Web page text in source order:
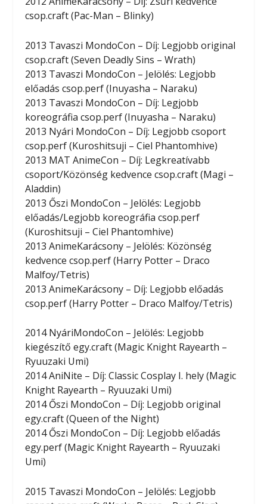
csop.craft (Pac-Man – Blinky)
2013 Tavaszi MondoCon – Díj: Legjobb original
csop.craft (Seven Deadly Sins – Wrath)
2013 Tavaszi MondoCon – Jelölés: Legjobb
előadás csop.perf (Inuyasha – Naraku)
2013 Tavaszi MondoCon – Díj: Legjobb
koreográfia csop.perf (Inuyasha – Naraku)
2013 Nyári MondoCon – Díj: Legjobb csoport
csop.perf (Kuroshitsuji – Ciel Phantomhive)
2013 MAT AnimeCon – Díj: Legkreatívabb
csoport/Közönség kedvence csop.craft (Magi –
Aladdin)
2013 Őszi MondoCon – Jelölés: Legjobb
előadás/Legjobb koreográfia csop.perf
(Kuroshitsuji – Ciel Phantomhive)
2013 AnimeKarácsony – Jelölés: Közönség
kedvence csop.perf (Harry Potter – Draco
Malfoy/Tetris)
2013 AnimeKarácsony – Díj: Legjobb előadás
csop.perf (Harry Potter – Draco Malfoy/Tetris)
2014 NyáriMondoCon – Jelölés: Legjobb
kiegészítő egy.craft (Magic Knight Rayearth –
Ryuuzaki Umi)
2014 AniNite – Díj: Classic Cosplay I. hely (Magic
Knight Rayearth – Ryuuzaki Umi)
2014 Őszi MondoCon – Díj: Legjobb original
egy.craft (Queen of the Night)
2014 Őszi MondoCon – Díj: Legjobb előadás
egy.perf (Magic Knight Rayearth – Ryuuzaki
Umi)
2015 Tavaszi MondoCon – Jelölés: Legjobb